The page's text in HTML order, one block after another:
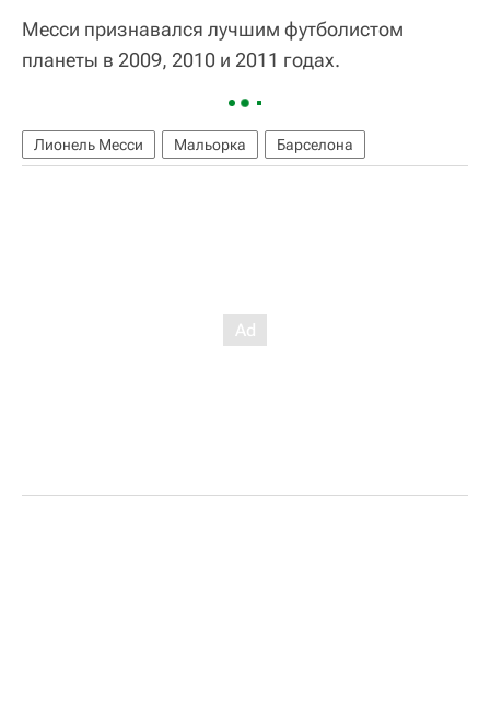
Месси признавался лучшим футболистом
планеты в 2009, 2010 и 2011 годах.
Лионель Месси Мальорка Барселона